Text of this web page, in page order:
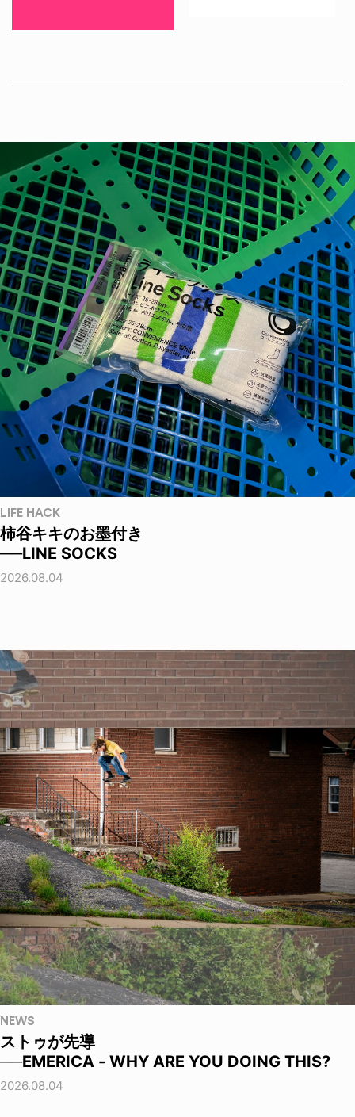
LIFE HACK
柿谷キキのお墨付き
──LINE SOCKS
2026.08.04
NEWS
ストゥが先導
──EMERICA - WHY ARE YOU DOING THIS?
2026.08.04